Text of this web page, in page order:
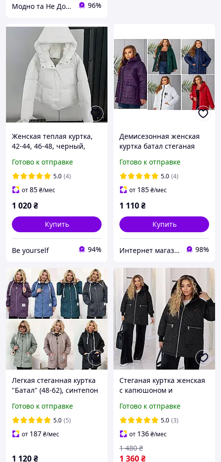
Модно та Не Дорого 96%
Женская теплая куртка,
42-44, 46-48, черный,
розовый.
Готово к отправке
5.0 (4)
от85₴/мес
1 020₴
Купить
Be yourself 94%
Демисезонная женская
куртка батал стеганая
повседневная
удлиненная куртка с
капюшоном на молнии
"Print
Готово к отправке
5.0 (4)
от 185₴/мес
1 110₴
Купить
Интернет магазин Beatrissa-shop 98%
Легкая стеганная куртка
"Батал" (48-62), синтепон
большой выбор цветов.
Готово к отправке
5.0 (5)
от 187₴/мес
1 120₴
Стеганая куртка женская
с капюшоном и
большого размера 48-64
Готово к отправке
5.0 (3)
от 136₴/мес
1 360₴
1 480 ₴